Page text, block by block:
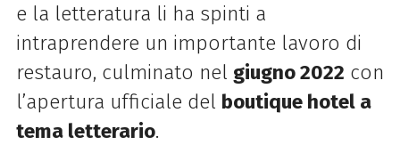
e la letteratura li ha spinti a
intraprendere un importante lavoro di
restauro, culminato nel giugno 2022 con
l’apertura ufficiale del boutique hotel a
tema letterario.